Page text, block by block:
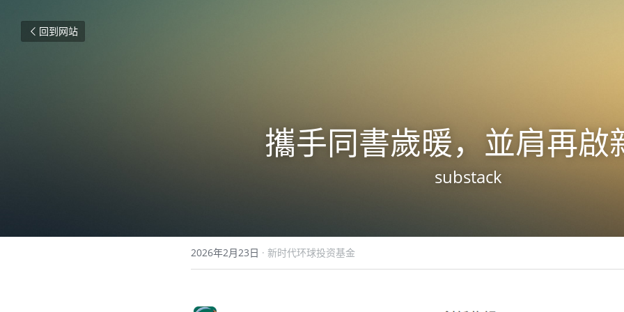
回到网站
攜手同書歲暖，並肩再啟
substack
2026年2月23日 · 新时代环球投资基金